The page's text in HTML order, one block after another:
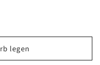
legen